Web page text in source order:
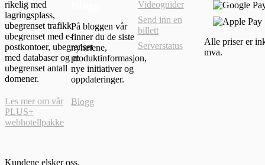
rikelig med
lagringsplass,
ubegrenset trafikk,
ubegrenset med e-
postkontoer, ubegrenset
med databaser og et
ubegrenset antall
domener.
Les mer om vår
PLUS+
webhotellpakke
Kundene elsker oss.
På bloggen vår
finner du de siste
nyhetene,
produktinformasjon,
nye initiativer og
oppdateringer.
Blogg
Videoguider
Send inn en
billett
Serverstatus
Alle priser er
mva.